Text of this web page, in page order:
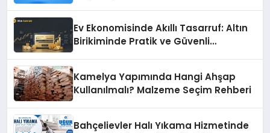
Ev Ekonomisinde Akıllı Tasarruf: Altın
Birikiminde Pratik ve Güvenli
Kamelya Yapımında Hangi Ahşap
Kullanılmalı? Malzeme Seçim Rehberi
Bahçelievler Halı Yıkama Hizmetinde